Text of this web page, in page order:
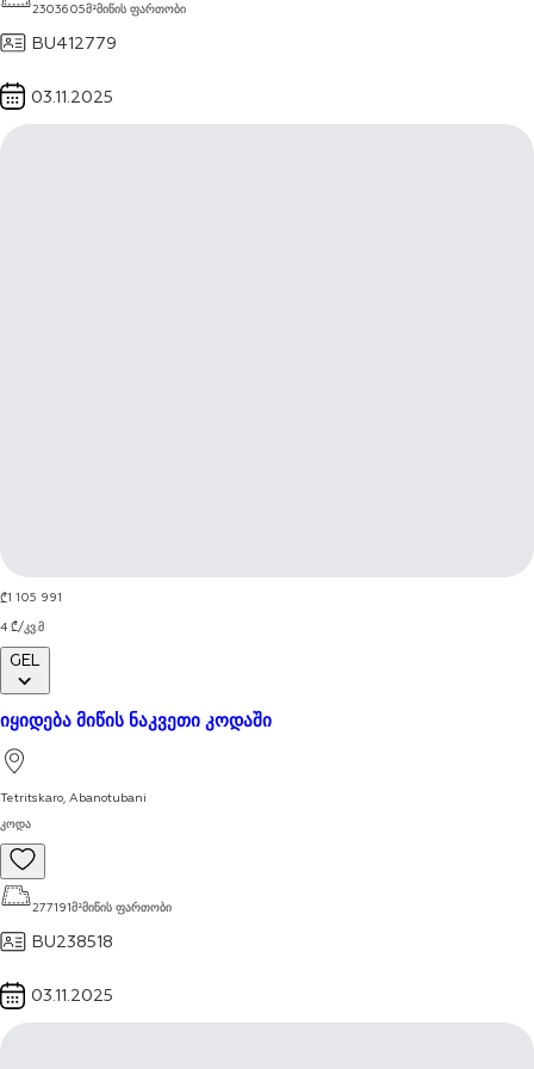
2303605მ²მიწის ფართობი
BU412779
03.11.2025
1 / 8
₾1 105 991
4 ₾/კვ.მ
GEL
იყიდება მიწის ნაკვეთი კოდაში
Tetritskaro, Abanotubani
კოდა
277191მ²მიწის ფართობი
BU238518
03.11.2025